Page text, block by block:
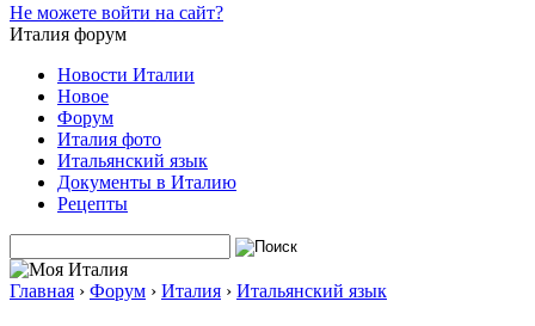
Не можете войти на сайт?
Италия форум
Новости Италии
Новое
Форум
Италия фото
Итальянский язык
Документы в Италию
Рецепты
Главная › Форум › Италия › Итальянский язык